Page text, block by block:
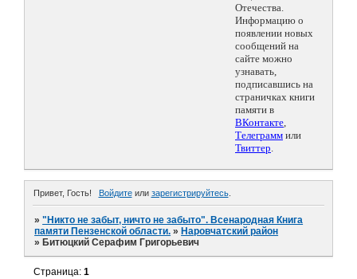
Отечества.
Информацию о
появлении новых
сообщений на
сайте можно
узнавать,
подписавшись на
страничках книги
памяти в
ВКонтакте,
Телеграмм или
Твиттер.
Привет, Гость! Войдитеили зарегистрируйтесь.
»"Никто не забыт, ничто не забыто". Всенародная Книга
памяти Пензенской области. » Наровчатский район
» Битюцкий Серафим Григорьевич
Страница:1